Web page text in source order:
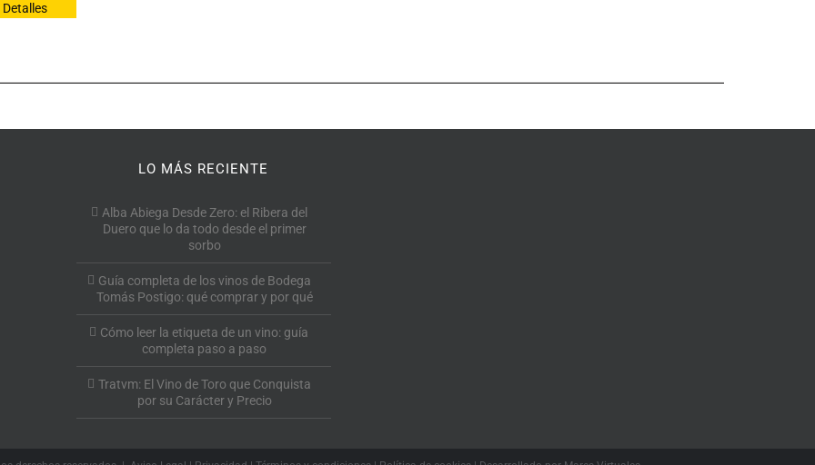
Detalles
LO MÁS RECIENTE
Alba Abiega Desde Zero: el Ribera del
Duero que lo da todo desde el primer
sorbo
Guía completa de los vinos de Bodega
Tomás Postigo: qué comprar y por qué
Cómo leer la etiqueta de un vino: guía
completa paso a paso
Tratvm: El Vino de Toro que Conquista
por su Carácter y Precio